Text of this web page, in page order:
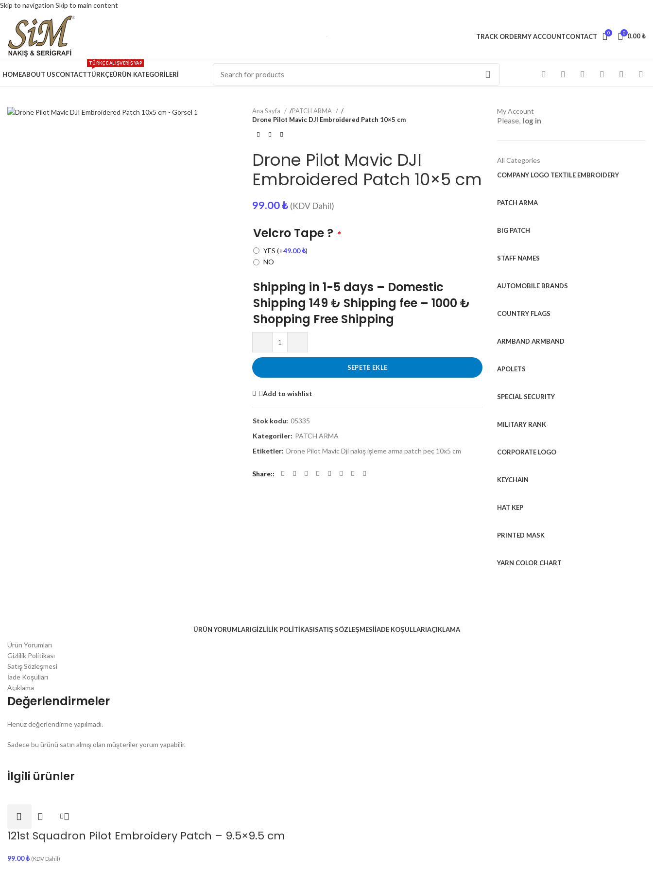
Skip to navigation Skip to main content
TRACK ORDERMY ACCOUNTCONTACT 0 0 0.00₺
HOMEABOUT USCONTACTTÜRKÇE
TÜRKÇE ALIŞVERİŞ YAP
ÜRÜN KATEGORİLERİ
Ana Sayfa /PATCH ARMA
/
Drone Pilot Mavic DJI Embroidered Patch 10×5 cm
Drone Pilot Mavic DJI
Embroidered Patch 10×5 cm
99.00₺ (KDV Dahil)
Velcro Tape ? *
YES (+49.00₺)
NO
Shipping in 1-5 days – Domestic
Shipping 149 ₺ Shipping fee – 1000 ₺
Shopping Free Shipping
SEPETE EKLE
Add to wishlist
Stok kodu: 05335
Kategoriler: PATCH ARMA
Etiketler: Drone Pilot Mavic Dji nakış işleme arma patch peç 10x5 cm
Share:
My Account
Please, log in
All Categories
COMPANY LOGO TEXTILE EMBROIDERY
PATCH ARMA
BIG PATCH
STAFF NAMES
AUTOMOBILE BRANDS
COUNTRY FLAGS
ARMBAND ARMBAND
APOLETS
SPECIAL SECURITY
MILITARY RANK
CORPORATE LOGO
KEYCHAIN
HAT KEP
PRINTED MASK
YARN COLOR CHART
ÜRÜN YORUMLARIGIZLILIK POLITIKASISATIŞ SÖZLEŞMESIİADE KOŞULLARIAÇIKLAMA
Ürün Yorumları
Gizlilik Politikası
Satış Sözleşmesi
İade Koşulları
Açıklama
Değerlendirmeler
Henüz değerlendirme yapılmadı.
Sadece bu ürünü satın almış olan müşteriler yorum yapabilir.
İlgili ürünler
121st Squadron Pilot Embroidery Patch – 9.5×9.5 cm
99.00₺ (KDV Dahil)